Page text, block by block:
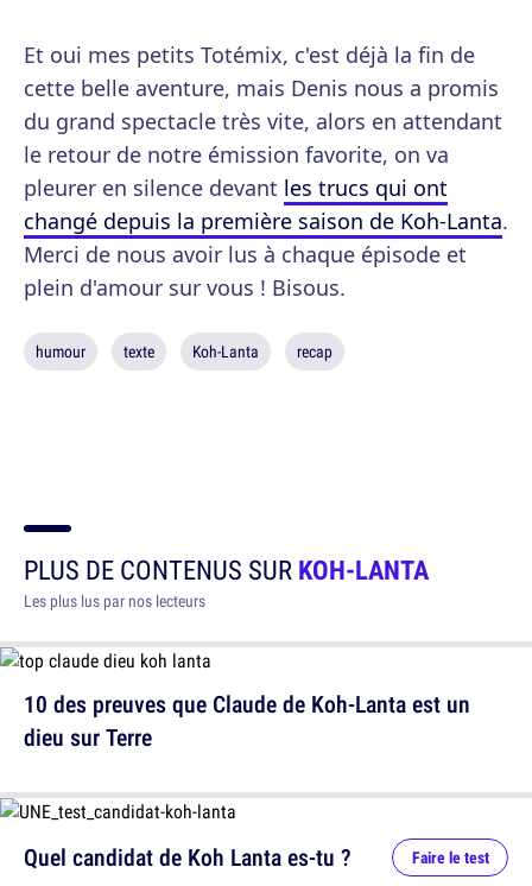
Et oui mes petits Totémix, c'est déjà la fin de
cette belle aventure, mais Denis nous a promis
du grand spectacle très vite, alors en attendant
le retour de notre émission favorite, on va
pleurer en silence devant les trucs qui ont
changé depuis la première saison de Koh-Lanta.
Merci de nous avoir lus à chaque épisode et
plein d'amour sur vous ! Bisous.
humour texte Koh-Lanta recap
PLUS DE CONTENUS SURKOH-LANTA
Les plus lus par nos lecteurs
10 des preuves que Claude de Koh-Lanta est un
dieu sur Terre
Quel candidat de Koh Lanta es-tu ? Faire le test